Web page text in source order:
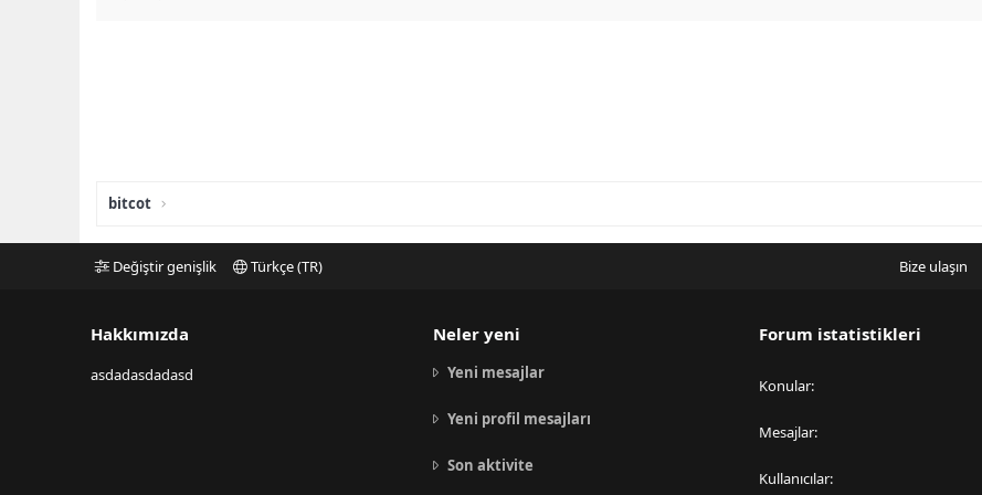
bitcot
Değiştir genişlik Türkçe (TR) Bize ulaşın
Hakkımızda
asdadasdadasd
Neler yeni
Yeni mesajlar
Yeni profil mesajları
Son aktivite
Forum istatistikleri
Konular
Mesajlar
Kullanıcılar